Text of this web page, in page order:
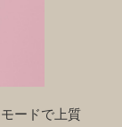
ードで上質